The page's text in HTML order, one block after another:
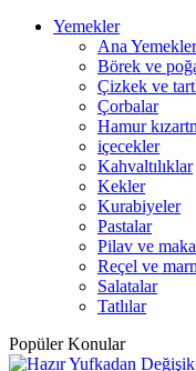
Yemekler
Ana Yemekler
Börek ve
Çizkek ve
Çorbalar
Hamur
içecekler
Kahvaltılıklar
Kekler
Kurabiyeler
Pastalar
Pilav ve
Reçel ve
Salatalar
Tatlılar
Popüler Konular